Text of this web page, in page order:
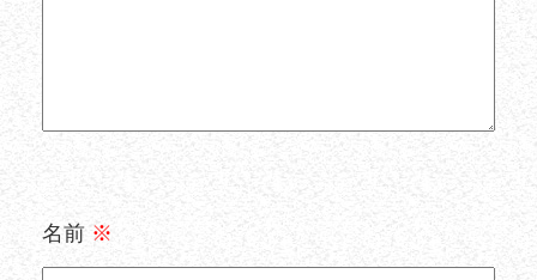
名前 ※